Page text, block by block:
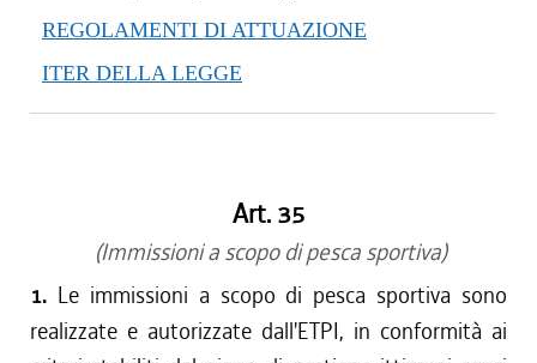
REGOLAMENTI DI ATTUAZIONE
ITER DELLA LEGGE
Art. 35
(Immissioni a scopo di pesca sportiva)
1. Le immissioni a scopo di pesca sportiva sono
realizzate e autorizzate dall'ETPI, in conformità ai